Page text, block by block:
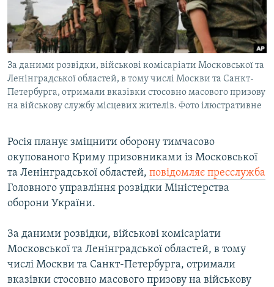
СВІДЧЕННЯ ОКУПАЦІЇ
УКРАЇНСЬКА ПРОБЛЕМА КРИМУ
ІНФОГРАФІКА
Qırımtatar
ДОЛУЧАЙСЯ!
Усі сайти RFE/RL
За даними розвідки, військові комісаріати Московської та
Ленінградської областей, в тому числі Москви та Санкт-
Петербурга, отримали вказівки стосовно масового призову
на військову службу місцевих жителів. Фото ілюстративне
Росія планує зміцнити оборону тимчасово
окупованого Криму призовниками із Московської
та Ленінградської областей, повідомляє пресслужба
Головного управління розвідки Міністерства
оборони України.
За даними розвідки, військові комісаріати
Московської та Ленінградської областей, в тому
числі Москви та Санкт-Петербурга, отримали
вказівки стосовно масового призову на військову